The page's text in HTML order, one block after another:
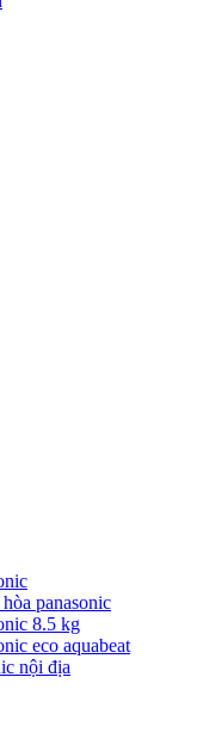
panasonic
8.5 kg
eco aquabeat
nội địa